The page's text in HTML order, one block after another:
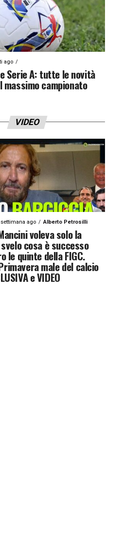
ago
Serie A: tutte le novità
massimo campionato
VIDEO
ago Alberto Petrosilli
voleva solo la
cosa è successo
le quinte della FIGC.
male del calcio
e VIDEO